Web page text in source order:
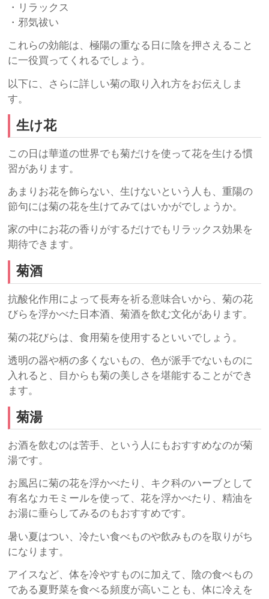
・リラックス
・邪気祓い
これらの効能は、極陽の重なる日に陰を押さえること
に一役買ってくれるでしょう。
以下に、さらに詳しい菊の取り入れ方をお伝えしま
す。
生け花
この日は華道の世界でも菊だけを使って花を生ける慣
習があります。
あまりお花を飾らない、生けないという人も、重陽の
節句には菊の花を生けてみてはいかがでしょうか。
家の中にお花の香りがするだけでもリラックス効果を
期待できます。
菊酒
抗酸化作用によって長寿を祈る意味合いから、菊の花
びらを浮かべた日本酒、菊酒を飲む文化があります。
菊の花びらは、食用菊を使用するといいでしょう。
透明の器や柄の多くないもの、色が派手でないものに
入れると、目からも菊の美しさを堪能することができ
ます。
菊湯
お酒を飲むのは苦手、という人にもおすすめなのが菊
湯です。
お風呂に菊の花を浮かべたり、キク科のハーブとして
有名なカモミールを使って、花を浮かべたり、精油を
お湯に垂らしてみるのもおすすめです。
暑い夏はつい、冷たい食べものや飲みものを取りがち
になります。
アイスなど、体を冷やすものに加えて、陰の食べもの
である夏野菜を食べる頻度が高いことも、体に冷えを